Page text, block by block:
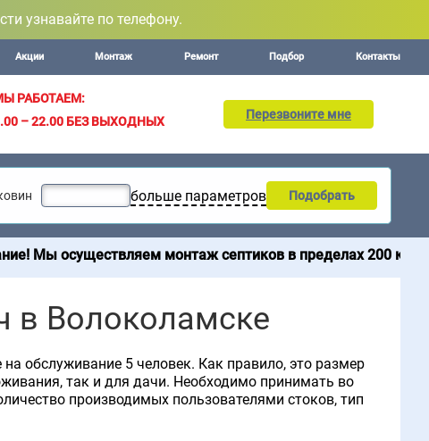
узнавайте по телефону.
Акции Монтаж Ремонт Подбор Контакты
РАБОТАЕМ:
– 22.00 БЕЗ ВЫХОДНЫХ Перезвоните мне
больше параметров Подобрать
монтаж септиков в пределах 200 км от МКАД.
в Волоколамске
обслуживание 5 человек. Как правило, это размер
так и для дачи. Необходимо принимать во
производимых пользователями стоков, тип